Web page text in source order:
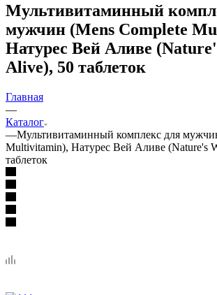
Мультивитаминный
мужчин (Mens Complete
Натурес Вей Аливе
Alive), 50 таблеток
Главная
—
Каталог
—Мультивитаминный комплекс для
Multivitamin), Натурес Вей Аливе (Nature's
таблеток